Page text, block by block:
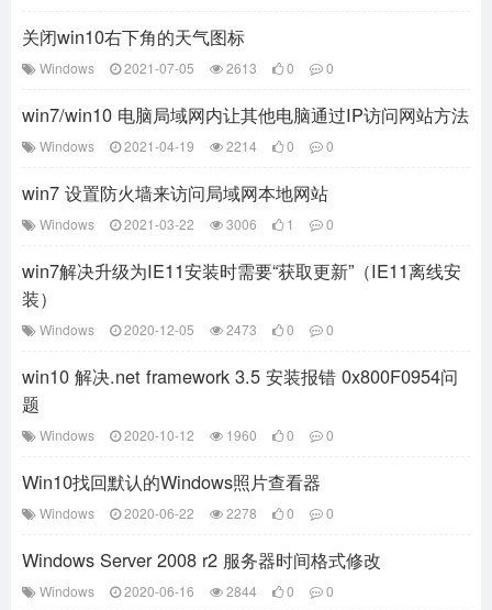
关闭win10右下角的天气图标
Windows 2021-07-05 2613 0 0
win7/win10 电脑局域网内让其他电脑通过IP访问网站方法
Windows 2021-04-19 2214 0 0
win7 设置防火墙来访问局域网本地网站
Windows 2021-03-22 3006 1 0
win7解决升级为IE11安装时需要“获取更新”（IE11离线安
装）
Windows 2020-12-05 2473 0 0
win10 解决.net framework 3.5 安装报错 0x800F0954问
题
Windows 2020-10-12 1960 0 0
Win10找回默认的Windows照片查看器
Windows 2020-06-22 2278 0 0
Windows Server 2008 r2 服务器时间格式修改
Windows 2020-06-16 2844 0 0